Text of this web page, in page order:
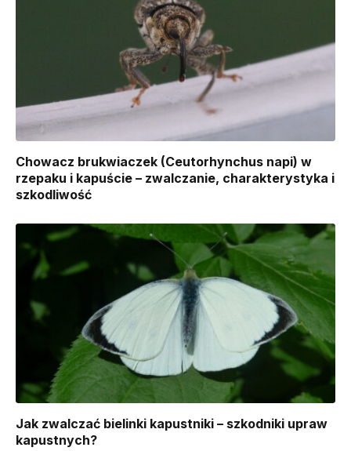
Chowacz brukwiaczek (Ceutorhynchus napi) w
rzepaku i kapuście – zwalczanie, charakterystyka i
szkodliwość
Jak zwalczać bielinki kapustniki – szkodniki upraw
kapustnych?